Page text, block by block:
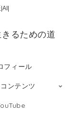
るための道
フィール
ンテンツ